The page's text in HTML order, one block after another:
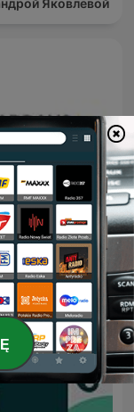
na angielski